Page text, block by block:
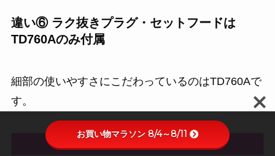
違い⑥ ラク抜きプラグ・セットフードは
TD760Aのみ付属
細部の使いやすさにこだわっているのはTD760Aで
す。
お買い物マラソン 8/4～8/11